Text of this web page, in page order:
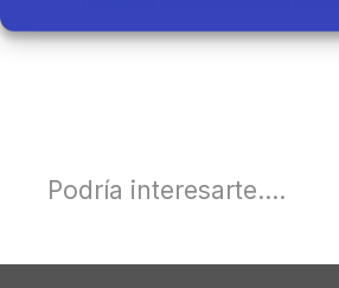
Podría interesarte....